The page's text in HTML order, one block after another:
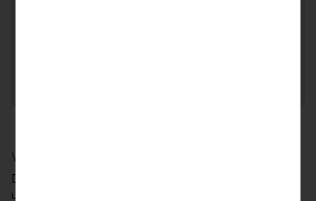
Weiteres Vorgehen
Die Bearbeitung Ihrer Meldung erfolgt durch eine
unabhängige Stelle der LLB AG, womit ein Dialog